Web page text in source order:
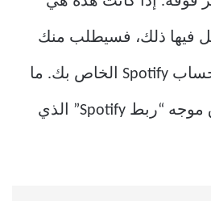
فيها ذلك، فسيطلب منك
Instagram الارتباط بحساب Spotify الخاص بك. ما
عليك سوى النقر فوق موجه “ربط Spotify” الذي